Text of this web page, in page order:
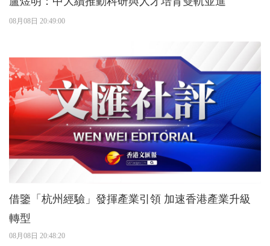
08月08日 20:49:00
借鑒「杭州經驗」發揮產業引領 加速香港產業升級
轉型
08月08日 20:48:20